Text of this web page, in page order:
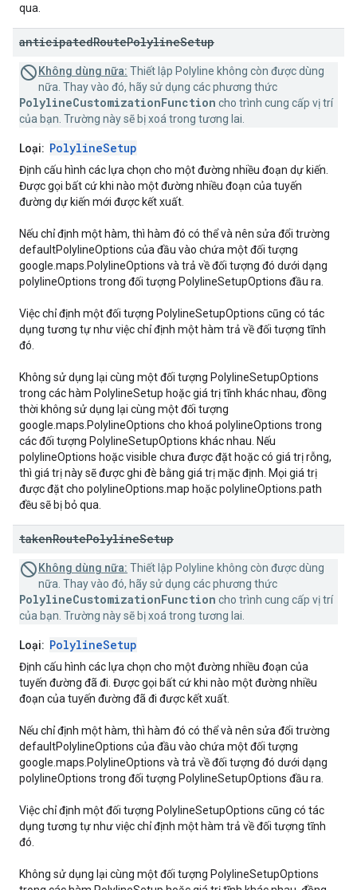
qua.
anticipatedRoutePolylineSetup
Không dùng nữa: Thiết lập Polyline không còn được dùng
nữa. Thay vào đó, hãy sử dụng các phương thức
PolylineCustomizationFunction cho trình cung cấp vị trí
của bạn. Trường này sẽ bị xoá trong tương lai.
Loại: PolylineSetup
Định cấu hình các lựa chọn cho một đường nhiều đoạn dự kiến.
Được gọi bất cứ khi nào một đường nhiều đoạn của tuyến
đường dự kiến mới được kết xuất.
Nếu chỉ định một hàm, thì hàm đó có thể và nên sửa đổi trường
defaultPolylineOptions của đầu vào chứa một đối tượng
google.maps.PolylineOptions và trả về đối tượng đó dưới dạng
polylineOptions trong đối tượng PolylineSetupOptions đầu ra.
Việc chỉ định một đối tượng PolylineSetupOptions cũng có tác
dụng tương tự như việc chỉ định một hàm trả về đối tượng tĩnh
đó.
Không sử dụng lại cùng một đối tượng PolylineSetupOptions
trong các hàm PolylineSetup hoặc giá trị tĩnh khác nhau, đồng
thời không sử dụng lại cùng một đối tượng
google.maps.PolylineOptions cho khoá polylineOptions trong
các đối tượng PolylineSetupOptions khác nhau. Nếu
polylineOptions hoặc visible chưa được đặt hoặc có giá trị rỗng,
thì giá trị này sẽ được ghi đè bằng giá trị mặc định. Mọi giá trị
được đặt cho polylineOptions.map hoặc polylineOptions.path
đều sẽ bị bỏ qua.
takenRoutePolylineSetup
Không dùng nữa: Thiết lập Polyline không còn được dùng
nữa. Thay vào đó, hãy sử dụng các phương thức
PolylineCustomizationFunction cho trình cung cấp vị trí
của bạn. Trường này sẽ bị xoá trong tương lai.
Loại: PolylineSetup
Định cấu hình các lựa chọn cho một đường nhiều đoạn của
tuyến đường đã đi. Được gọi bất cứ khi nào một đường nhiều
đoạn của tuyến đường đã đi được kết xuất.
Nếu chỉ định một hàm, thì hàm đó có thể và nên sửa đổi trường
defaultPolylineOptions của đầu vào chứa một đối tượng
google.maps.PolylineOptions và trả về đối tượng đó dưới dạng
polylineOptions trong đối tượng PolylineSetupOptions đầu ra.
Việc chỉ định một đối tượng PolylineSetupOptions cũng có tác
dụng tương tự như việc chỉ định một hàm trả về đối tượng tĩnh
đó.
Không sử dụng lại cùng một đối tượng PolylineSetupOptions